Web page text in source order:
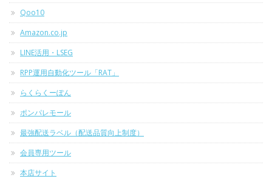
Qoo10
Amazon.co.jp
LINE活用・LSEG
RPP運用自動化ツール「RAT」
らくらくーぽん
ポンパレモール
最強配送ラベル（配送品質向上制度）
会員専用ツール
本店サイト